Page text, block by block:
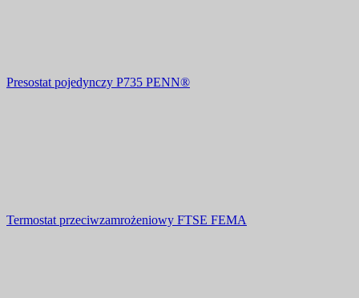
Presostat pojedynczy P735 PENN®
Termostat przeciwzamrożeniowy FTSE FEMA